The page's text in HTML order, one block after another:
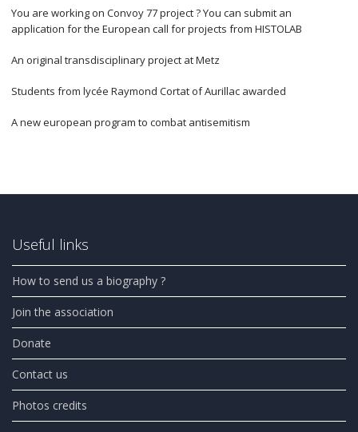
You are working on Convoy 77 project ? You can submit an
application for the European call for projects from HISTOLAB
An original transdisciplinary project at Metz
Students from lycée Raymond Cortat of Aurillac awarded
A new european program to combat antisemitism
Useful links
How to send us a biography ?
Join the association
Donate
Contact us
Photos credits